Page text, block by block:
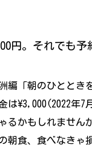
円。それでも予
編「朝のひととき
は\3,000(2022年7
るかもしれません
朝食、食べなきゃ